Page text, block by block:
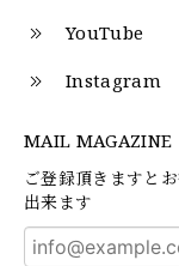
YouTube
Instagram
MAIL MAGAZINE
ご登録頂きますと
出来ます